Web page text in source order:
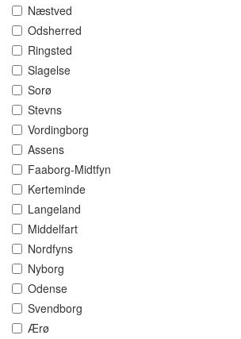
Næstved
Odsherred
Ringsted
Slagelse
Sorø
Stevns
Vordingborg
Assens
Faaborg-Midtfyn
Kerteminde
Langeland
Middelfart
Nordfyns
Nyborg
Odense
Svendborg
Ærø